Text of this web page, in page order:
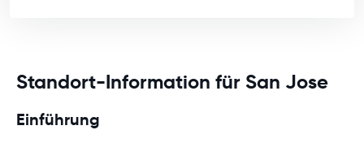
Standort-Information für San Jose
Einführung